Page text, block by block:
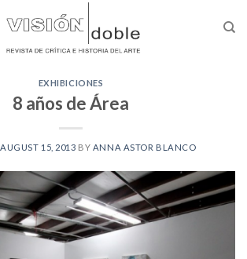
EXHIBICIONES
8 años de Área
AUGUST 15, 2013 BY ANNA ASTOR BLANCO